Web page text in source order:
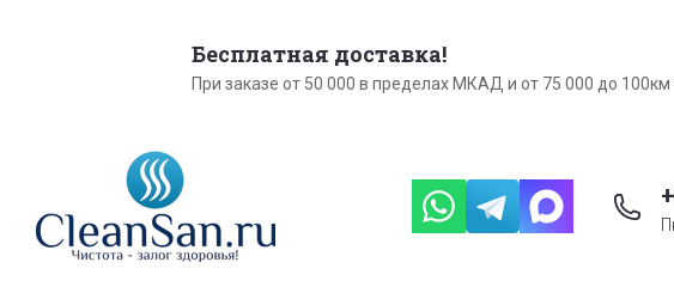
Бесплатная доставка!
При заказе от 50 000 в пределах МКАД и от 75 000 до